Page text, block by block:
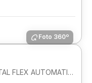
Foto 360º
COMFORTLINE 1.4 250 TSI 16V TOTAL FLEX AUTOMATICO